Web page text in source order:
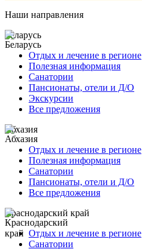
Наши направления
Беларусь
Отдых и лечение в регионе
Полезная информация
Санатории
Пансионаты, отели и Д/О
Экскурсии
Все предложения
Абхазия
Отдых и лечение в регионе
Полезная информация
Санатории
Пансионаты, отели и Д/О
Все предложения
Краснодарский край
Отдых и лечение в регионе
Санатории